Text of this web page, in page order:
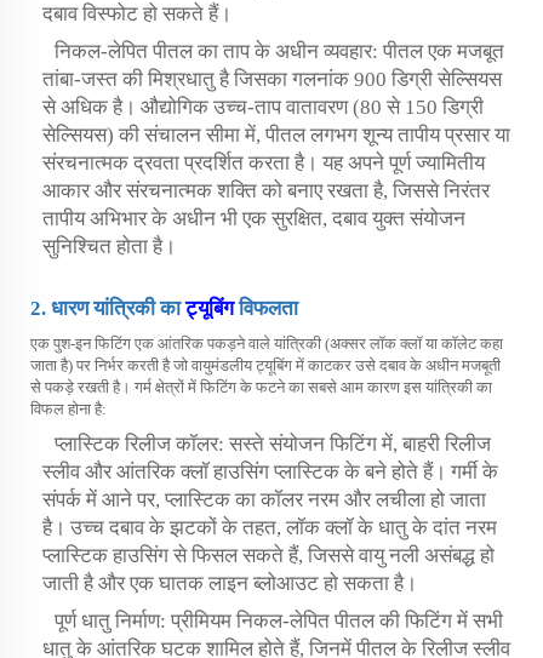
दबाव विस्फोट हो सकते हैं।
निकल-लेपित पीतल का ताप के अधीन व्यवहार: पीतल एक मजबूत
तांबा-जस्त की मिश्रधातु है जिसका गलनांक 900 डिग्री सेल्सियस
से अधिक है। औद्योगिक उच्च-ताप वातावरण (80 से 150 डिग्री
सेल्सियस) की संचालन सीमा में, पीतल लगभग शून्य तापीय प्रसार या
संरचनात्मक द्रवता प्रदर्शित करता है। यह अपने पूर्ण ज्यामितीय
आकार और संरचनात्मक शक्ति को बनाए रखता है, जिससे निरंतर
तापीय अभिभार के अधीन भी एक सुरक्षित, दबाव युक्त संयोजन
सुनिश्चित होता है।
2. धारण यांत्रिकी काट्यूबिंगविफलता
एक पुश-इन फिटिंग एक आंतरिक पकड़ने वाले यांत्रिकी (अक्सर लॉक क्लॉ या कॉलेट कहा
जाता है) पर निर्भर करती है जो वायुमंडलीय ट्यूबिंग में काटकर उसे दबाव के अधीन मजबूती
से पकड़े रखती है। गर्म क्षेत्रों में फिटिंग के फटने का सबसे आम कारण इस यांत्रिकी का
विफल होना है:
प्लास्टिक रिलीज कॉलर: सस्ते संयोजन फिटिंग में, बाहरी रिलीज
स्लीव और आंतरिक क्लॉ हाउसिंग प्लास्टिक के बने होते हैं। गर्मी के
संपर्क में आने पर, प्लास्टिक का कॉलर नरम और लचीला हो जाता
है। उच्च दबाव के झटकों के तहत, लॉक क्लॉ के धातु के दांत नरम
प्लास्टिक हाउसिंग से फिसल सकते हैं, जिससे वायु नली असंबद्ध हो
जाती है और एक घातक लाइन ब्लोआउट हो सकता है।
पूर्ण धातु निर्माण: प्रीमियम निकल-लेपित पीतल की फिटिंग में सभी
धातु के आंतरिक घटक शामिल होते हैं, जिनमें पीतल के रिलीज स्लीव